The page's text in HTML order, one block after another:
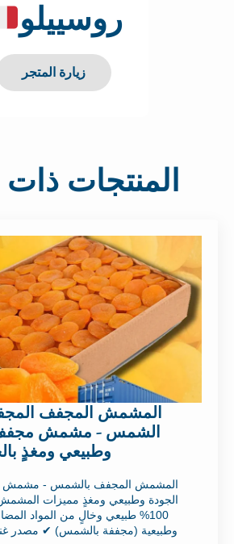
روسييلو
زيارة المتجر
المنتجات ذات
المشمش المجفف
الشمس - مشمش مجفف
وطبيعي ومغذٍ
المشمش المجفف بالشمس - مشمش
الجودة وطبيعي ومغذٍ مميزات
100% طبيعي وخالٍ من المواد
وطبيعية (مجففة بالشمس) ✔ مصدر